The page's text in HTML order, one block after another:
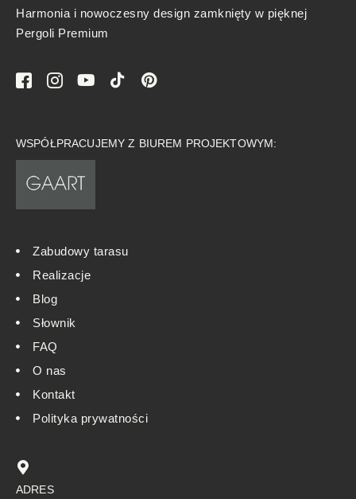
Harmonia i nowoczesny design zamknięty w pięknej
Pergoli Premium
WSPÓŁPRACUJEMY Z BIUREM PROJEKTOWYM:
Zabudowy tarasu
Realizacje
Blog
Słownik
FAQ
O nas
Kontakt
Polityka prywatności
ADRES